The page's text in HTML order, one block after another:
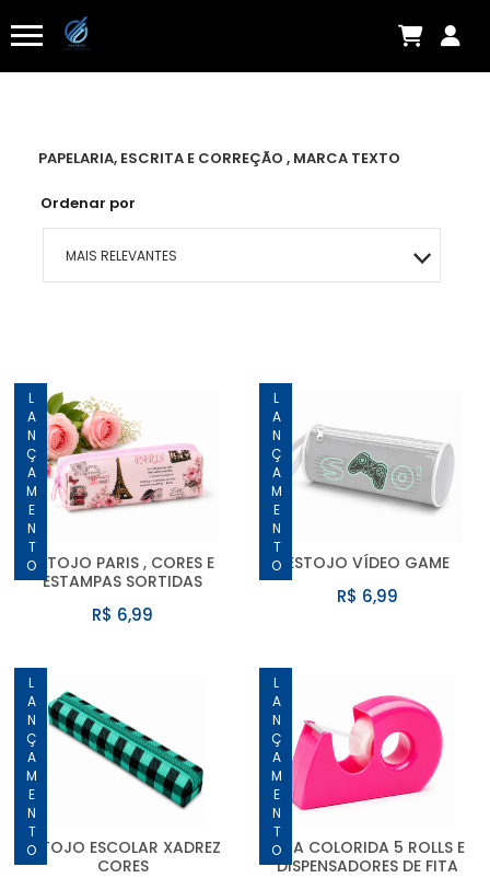
PAPELARIA, ESCRITA E CORREÇÃO , MARCA TEXTO
Ordenar por
MAIS RELEVANTES
MAIOR PREÇO
A - Z
LANÇAMENTOESTOJO PARIS , CORES E
ESTAMPAS SORTIDAS
R$ 6,99
LANÇAMENTO ESTOJO VÍDEO GAME
R$ 6,99
LANÇAMENTO
ESTOJO ESCOLAR XADREZ
CORES
LANÇAMENTO
FITA COLORIDA 5 ROLLS E
DISPENSADORES DE FITA